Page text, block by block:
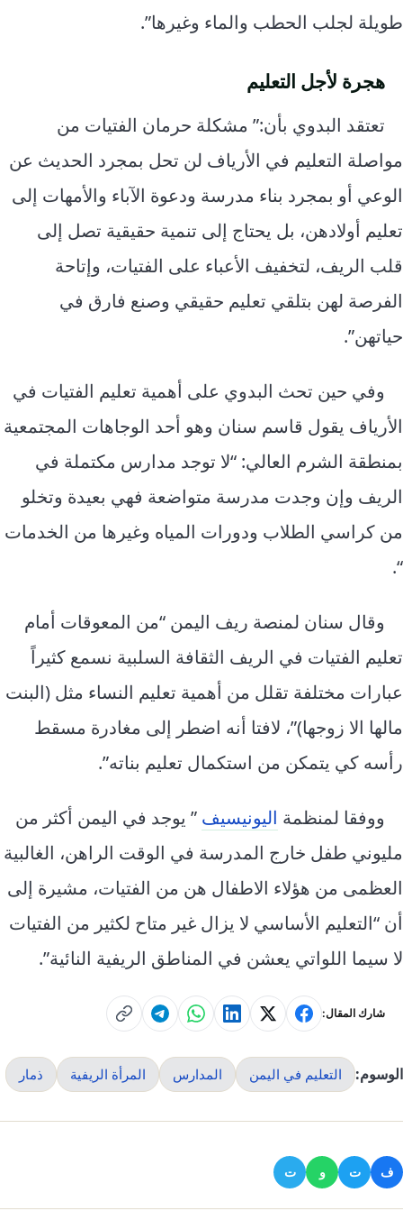
طويلة لجلب الحطب والماء وغيرها”.
هجرة لأجل التعليم
تعتقد البدوي بأن:” مشكلة حرمان الفتيات من
مواصلة التعليم في الأرياف لن تحل بمجرد الحديث عن
الوعي أو بمجرد بناء مدرسة ودعوة الآباء والأمهات إلى
تعليم أولادهن، بل يحتاج إلى تنمية حقيقية تصل إلى
قلب الريف، لتخفيف الأعباء على الفتيات، وإتاحة
الفرصة لهن بتلقي تعليم حقيقي وصنع فارق في
حياتهن”.
وفي حين تحث البدوي على أهمية تعليم الفتيات في
الأرياف يقول قاسم سنان وهو أحد الوجاهات المجتمعية
بمنطقة الشرم العالي: “لا توجد مدارس مكتملة في
الريف وإن وجدت مدرسة متواضعة فهي بعيدة وتخلو
من كراسي الطلاب ودورات المياه وغيرها من الخدمات
“.
وقال سنان لمنصة ريف اليمن “من المعوقات أمام
تعليم الفتيات في الريف الثقافة السلبية نسمع كثيراً
عبارات مختلفة تقلل من أهمية تعليم النساء مثل (البنت
مالها الا زوجها)”، لافتا أنه اضطر إلى مغادرة مسقط
رأسه كي يتمكن من استكمال تعليم بناته”.
ووفقا لمنظمة اليونيسيف ” يوجد في اليمن أكثر من
مليوني طفل خارج المدرسة في الوقت الراهن، الغالبية
العظمى من هؤلاء الاطفال هن من الفتيات، مشيرة إلى
أن “التعليم الأساسي لا يزال غير متاح لكثير من الفتيات
لا سيما اللواتي يعشن في المناطق الريفية النائية”.
شارك المقال:
الوسوم: التعليم في اليمن المدارس المرأة الريفية ذمار
ف ت و ت